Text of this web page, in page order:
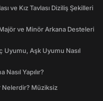
ve Kız Tavlası Diziliş Şekilleri
ve Minör Arkana Desteleri
Uyumu, Aşk Uyumu Nasıl
Yapılır?
Nelerdir? Müziksiz